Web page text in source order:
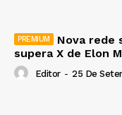
Nova rede
supera X de Elon
Editor - 25 De